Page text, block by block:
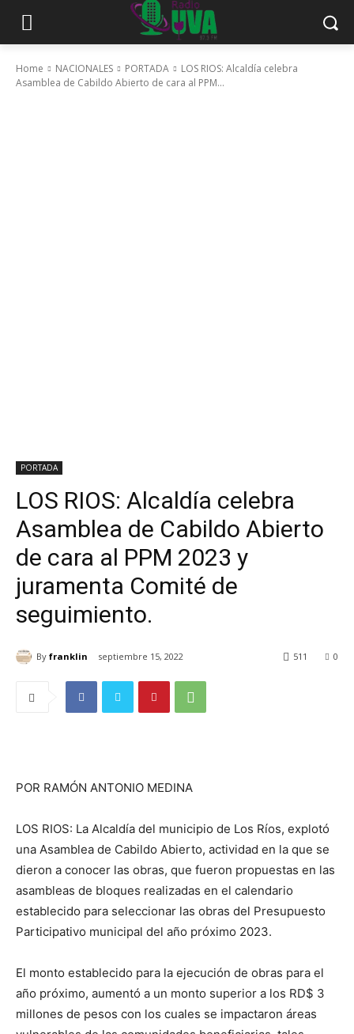
Home NACIONALES PORTADA
LOS RIOS: Alcaldía celebra
Asamblea de Cabildo Abierto de cara al PPM...
PORTADA
LOS RIOS: Alcaldía celebra
Asamblea de Cabildo Abierto
de cara al PPM 2023 y
juramenta Comité de
seguimiento.
By franklin septiembre 15, 2022 0
511
POR RAMÓN ANTONIO MEDINA
LOS RIOS: La Alcaldía del municipio de Los Ríos, explotó
una Asamblea de Cabildo Abierto, actividad en la que se
dieron a conocer las obras, que fueron propuestas en las
asambleas de bloques realizadas en el calendario
establecido para seleccionar las obras del Presupuesto
Participativo municipal del año próximo 2023.
El monto establecido para la ejecución de obras para el
año próximo, aumentó a un monto superior a los RD$ 3
millones de pesos con los cuales se impactaron áreas